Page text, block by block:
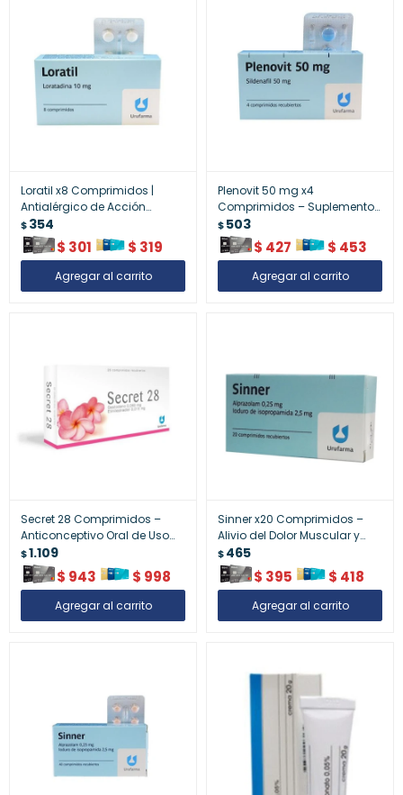
Loratil x8 Comprimidos |
Antialérgico de Acción
Rápida
$354
$ 301 $ 319
Plenovit 50 mg x4
Comprimidos – Suplemento
Multivitamínico Energizante
$503
$ 427 $ 453
Secret 28 Comprimidos –
Anticonceptivo Oral de Uso
Diario
$1.109
$ 943 $ 998
Sinner x20 Comprimidos –
Alivio del Dolor Muscular y
Fiebre
$465
$ 395 $ 418